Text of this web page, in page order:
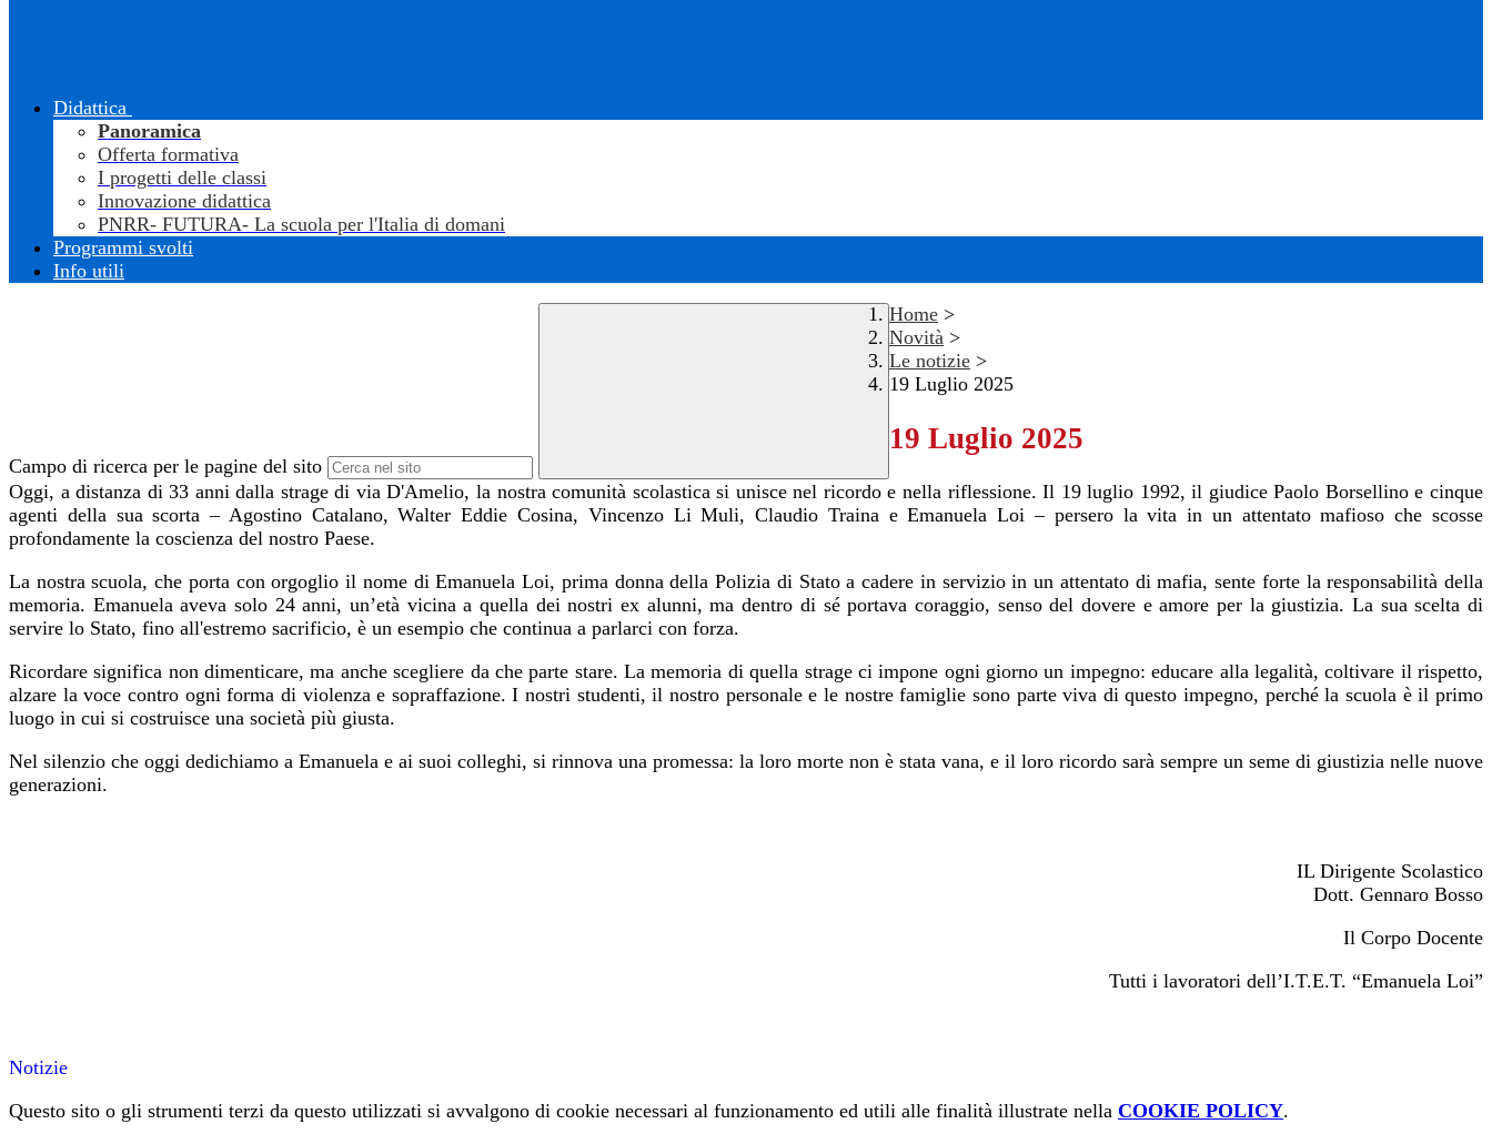
Didattica
Panoramica
Offerta formativa
I progetti delle classi
Innovazione didattica
PNRR- FUTURA- La scuola per l'Italia di domani
Programmi svolti
Info utili
Campo di ricerca per le pagine del sito
Home >
Novità >
Le notizie >
19 Luglio 2025
19 Luglio 2025
Oggi, a distanza di 33 anni dalla strage di via D'Amelio, la nostra comunità scolastica si unisce nel ricordo e nella riflessione. Il 19 luglio 1992, il giudice Paolo Borsellino e cinque
agenti della sua scorta – Agostino Catalano, Walter Eddie Cosina, Vincenzo Li Muli, Claudio Traina e Emanuela Loi – persero la vita in un attentato mafioso che scosse
profondamente la coscienza del nostro Paese.
La nostra scuola, che porta con orgoglio il nome di Emanuela Loi, prima donna della Polizia di Stato a cadere in servizio in un attentato di mafia, sente forte la responsabilità della
memoria. Emanuela aveva solo 24 anni, un’età vicina a quella dei nostri ex alunni, ma dentro di sé portava coraggio, senso del dovere e amore per la giustizia. La sua scelta di
servire lo Stato, fino all'estremo sacrificio, è un esempio che continua a parlarci con forza.
Ricordare significa non dimenticare, ma anche scegliere da che parte stare. La memoria di quella strage ci impone ogni giorno un impegno: educare alla legalità, coltivare il rispetto,
alzare la voce contro ogni forma di violenza e sopraffazione. I nostri studenti, il nostro personale e le nostre famiglie sono parte viva di questo impegno, perché la scuola è il primo
luogo in cui si costruisce una società più giusta.
Nel silenzio che oggi dedichiamo a Emanuela e ai suoi colleghi, si rinnova una promessa: la loro morte non è stata vana, e il loro ricordo sarà sempre un seme di giustizia nelle nuove
generazioni.
IL Dirigente Scolastico
Dott. Gennaro Bosso
Il Corpo Docente
Tutti i lavoratori dell’I.T.E.T. “Emanuela Loi”
Notizie
Questo sito o gli strumenti terzi da questo utilizzati si avvalgono di cookie necessari al funzionamento ed utili alle finalità illustrate nella COOKIE POLICY.